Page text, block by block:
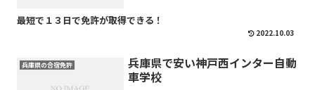
最短で１３日で免許が取得できる！
2022.10.03
兵庫県の合宿免許
兵庫県で安い神戸西インター自動
車学校